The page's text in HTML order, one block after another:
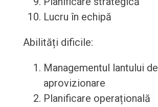
Lucru în echipă
Abilități dificile:
Managementul lantului de
aprovizionare
Planificare operațională